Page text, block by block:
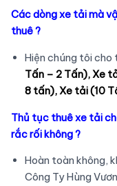
Các dòng xe tải mà
thuê ?
Hiện chúng tôi
Tấn – 2 Tấn), Xe
8 tấn), Xe tải (10
Thủ tục thuê xe tải
rắc rối không ?
Hoàn toàn không,
Công Ty Hùng